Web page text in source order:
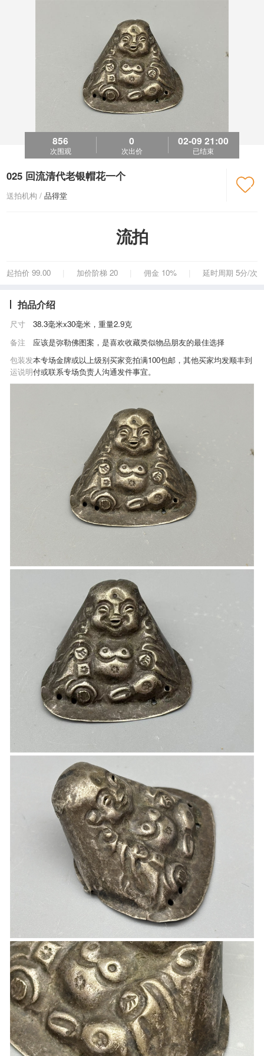
856
次围观
0
次出价
02-09 21:00
已结束
025 回流清代老银帽花一个
送拍机构 /品得堂

流拍
起拍价 99.00 加价阶梯 20 佣金 10% 延时周期 5分/次
拍品介绍
尺寸
38.3毫米x30毫米，重量2.9克
备注
应该是弥勒佛图案，是喜欢收藏类似物品朋友的最佳选择
包装发
运说明
本专场金牌或以上级别买家竞拍满100包邮，其他买家均发顺丰到
付或联系专场负责人沟通发件事宜。